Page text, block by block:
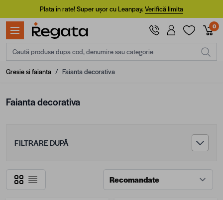
Mergi la ConținutPlata în rate! Super ușor cu Leanpay.Verifică limita
0
Caută produse dupa cod, denumire sau categorie
Gresie si faianta / Faianta decorativa
Faianta decorativa
FILTRARE DUPĂ
Grilă
Listă